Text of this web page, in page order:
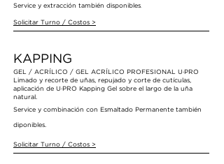
Service y extracción también disponibles.
Solicitar Turno / Costos >
KAPPING
GEL / ACRÍLICO / GEL ACRÍLICO PROFESIONAL U·PRO
Limado y recorte de uñas, repujado y corte de cutículas,
aplicación de U·PRO Kapping Gel sobre el largo de la uña
natural.
Service y combinación con Esmaltado Permanente también
diponibles.
Solicitar Turno / Costos >